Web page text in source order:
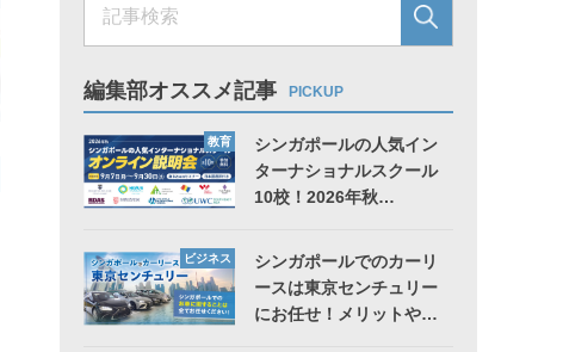
編集部オススメ記事 PICKUP
教育
シンガポールの人気イン
ターナショナルスクール
10校！2026年秋…
ビジネス
シンガポールでのカーリ
ースは東京センチュリー
にお任せ！メリットや…